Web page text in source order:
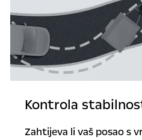
Kontrola
Zahtijeva li vaš posao s